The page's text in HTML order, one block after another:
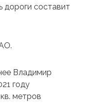
составит
Владимир
году
метров